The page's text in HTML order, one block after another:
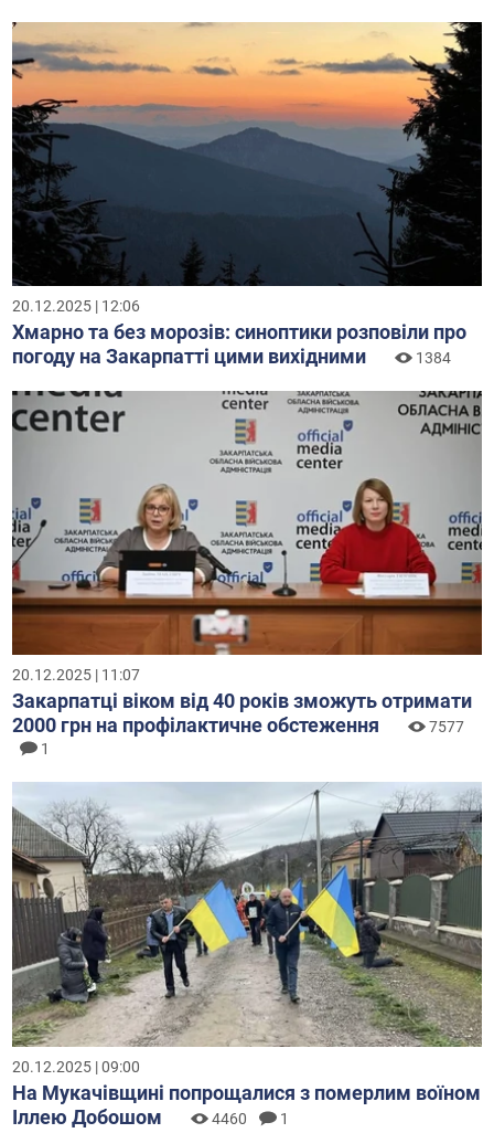
20.12.2025 | 12:06
Хмарно та без морозів: синоптики розповіли про
погоду на Закарпатті цими вихідними
1384
20.12.2025 | 11:07
Закарпатці віком від 40 років зможуть отримати
2000 грн на профілактичне обстеження
7577
1
20.12.2025 | 09:00
На Мукачівщині попрощалися з померлим воїном
Іллею Добошом
4460 1